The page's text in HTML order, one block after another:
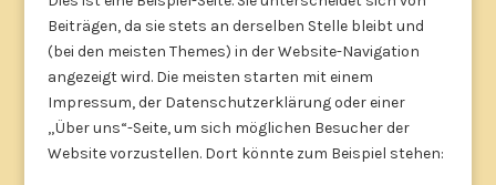
Beiträgen, da sie stets an derselben Stelle bleibt und
(bei den meisten Themes) in der Website-Navigation
angezeigt wird. Die meisten starten mit einem
Impressum, der Datenschutzerklärung oder einer
„Über uns“-Seite, um sich möglichen Besucher der
Website vorzustellen. Dort könnte zum Beispiel stehen: